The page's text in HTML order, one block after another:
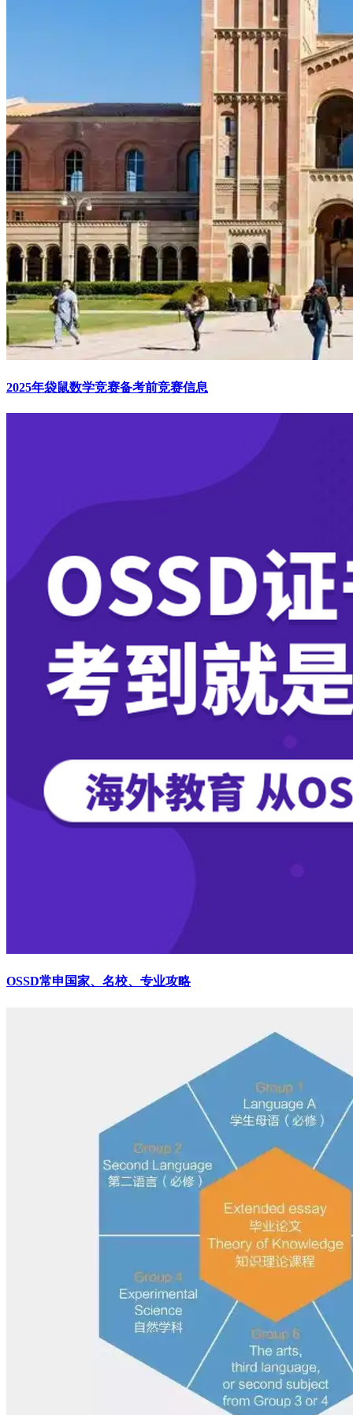
2025年袋鼠数学竞赛备考前竞赛信息
OSSD常申国家、名校、专业攻略